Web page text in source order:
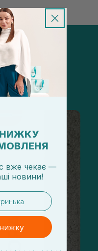
Instagram
вже чекає —
новини!